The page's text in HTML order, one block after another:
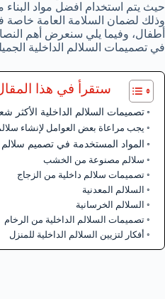
حيث يتم استخدام افضل مواد البناء
وذلك لضمان السلامة العامة خاصة
أطفال، وفيما يلي سنعرض أهم
في تصميمات السلالم الداخلية
ستقرأ في هذا
تصميمات السلالم الداخلية الأكثر
يجب مراعاة بعض العوامل لإنشاء
المواد المستخدمة في تصميم سلالم
سلالم مصنوعة من الخشب
تصميمات سلالم داخلية من الزجاج
السلالم المعدنية
السلالم الخرسانية
تصميمات السلالم الداخلية من الرخام
أفكار لتزيين السلالم الداخلية للمنزل